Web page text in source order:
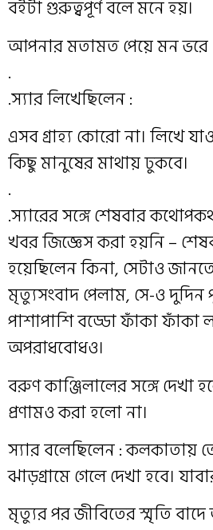
বইটা গুরুত্বপূর্ণ বলে মনে হয়।
আপনার মতামত পেয়ে মন ভরে
.
.স্যার লিখেছিলেন :
এসব গ্রাহ্য কোরো না। লিখে
কিছু মানুষের মাথায় ঢুকবে।
.
.স্যারের সঙ্গে শেষবার
খবর জিজ্ঞেস করা হয়নি –
হয়েছিলেন কিনা, সেটাও
মৃত্যুসংবাদ পেলাম, সে-ও
পাশাপাশি বড্ডো ফাঁকা ফাঁকা
অপরাধবোধও।
বরুণ কাঞ্জিলালের সঙ্গে দেখা
প্রণামও করা হলো না।
স্যার বলেছিলেন : কলকাতায়
ঝাড়গ্রামে গেলে দেখা হবে।
মৃত্যুর পর জীবিতের স্মৃতি